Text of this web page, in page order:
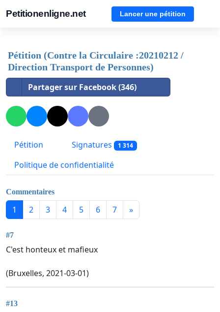
Petitionenligne.net Lancer une pétition
Pétition (Contre la Circulaire :20210212 /
Direction Transport de Personnes)
Partager sur Facebook (346)
Pétition Signatures 1 314
Politique de confidentialité
Commentaires
1 2 3 4 5 6 7 »
#7
C'est honteux et mafieux
(Bruxelles, 2021-03-01)
#13